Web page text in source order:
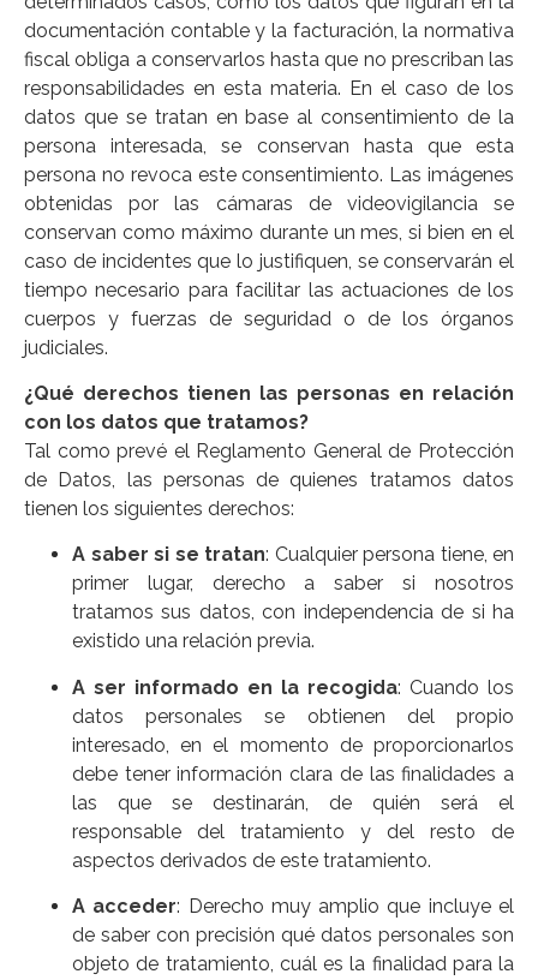
documentación contable y la facturación, la normativa
fiscal obliga a conservarlos hasta que no prescriban las
responsabilidades en esta materia. En el caso de los
datos que se tratan en base al consentimiento de la
persona interesada, se conservan hasta que esta
persona no revoca este consentimiento. Las imágenes
obtenidas por las cámaras de videovigilancia se
conservan como máximo durante un mes, si bien en el
caso de incidentes que lo justifiquen, se conservarán el
tiempo necesario para facilitar las actuaciones de los
cuerpos y fuerzas de seguridad o de los órganos
judiciales.
¿Qué derechos tienen las personas en relación
con los datos que tratamos?
Tal como prevé el Reglamento General de Protección
de Datos, las personas de quienes tratamos datos
tienen los siguientes derechos:
A saber si se tratan: Cualquier persona tiene, en
primer lugar, derecho a saber si nosotros
tratamos sus datos, con independencia de si ha
existido una relación previa.
A ser informado en la recogida: Cuando los
datos personales se obtienen del propio
interesado, en el momento de proporcionarlos
debe tener información clara de las finalidades a
las que se destinarán, de quién será el
responsable del tratamiento y del resto de
aspectos derivados de este tratamiento.
A acceder: Derecho muy amplio que incluye el
de saber con precisión qué datos personales son
objeto de tratamiento, cuál es la finalidad para la